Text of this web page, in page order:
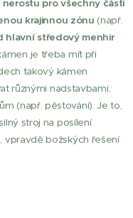
pro všechny části
krajinnou zónu (např.
hlavní středový menhir
je třeba mít při
takový kámen
různými nadstavbami,
(např. pěstování). Je to,
stroj na posílení
vpravdě božských řešení